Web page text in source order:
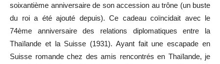
soixantième anniversaire de son accession au trône (un buste
du roi a été ajouté depuis). Ce cadeau coïncidait avec le
74ème anniversaire des relations diplomatiques entre la
Thaïlande et la Suisse (1931). Ayant fait une escapade en
Suisse romande chez des amis rencontrés en Thaïlande, je